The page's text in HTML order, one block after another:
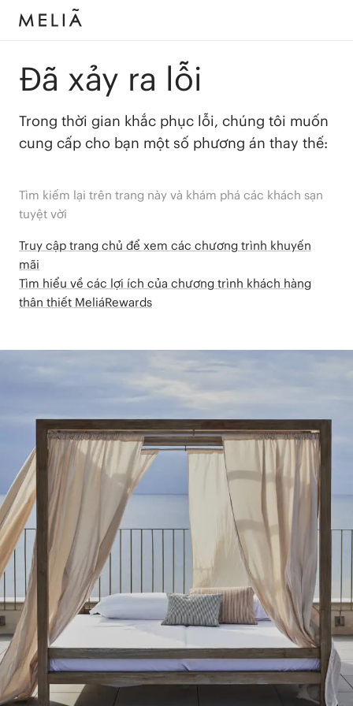
Đã xảy ra lỗi
Trong thời gian khắc phục lỗi, chúng tôi muốn
cung cấp cho bạn một số phương án thay thế:
Tìm kiếm lại trên trang này và khám phá các khách sạn
tuyệt vời
Truy cập trang chủ để xem các chương trình khuyến
mãi
Tìm hiểu về các lợi ích của chương trình khách hàng
thân thiết MeliáRewards